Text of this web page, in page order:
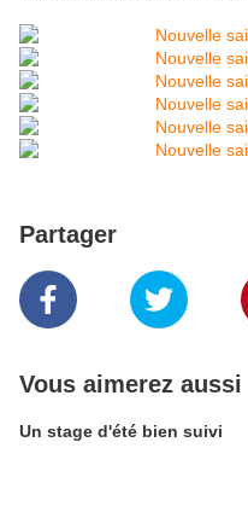
Partager
Vous aimerez aussi
Un stage d'été bien suivi